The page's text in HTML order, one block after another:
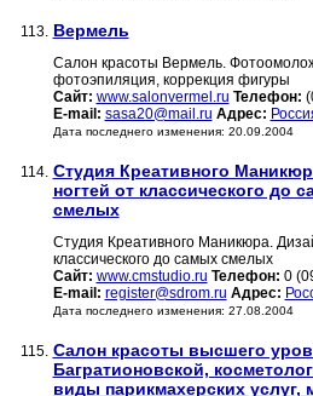
113. Вермель
Салон красоты Вермель.
фотоэпиляция, коррекция фигуры
Сайт: www.salonvermel.ru Телефон:
E-mail: sasa20@mail.ru Адрес:
Дата последнего изменения: 20.09.2004
114. Студия Креативного
ногтей от классического до
смелых
Студия Креативного Маникюра.
классического до самых смелых
Сайт: www.cmstudio.ru Телефон: 0
E-mail: register@sdrom.ru Адрес:
Дата последнего изменения: 27.08.2004
115. Салон красоты высшего
Багратионовской,
виды парикмахерских услуг,